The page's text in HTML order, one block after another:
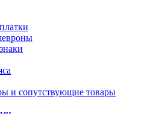
и сопутствующие товары